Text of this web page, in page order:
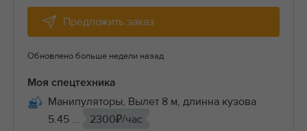
Предложить заказ
Обновлено больше недели назад
Моя спецтехника
Манипуляторы, Вылет 8 м, длинна кузова
5.45 ...
2300₽/час